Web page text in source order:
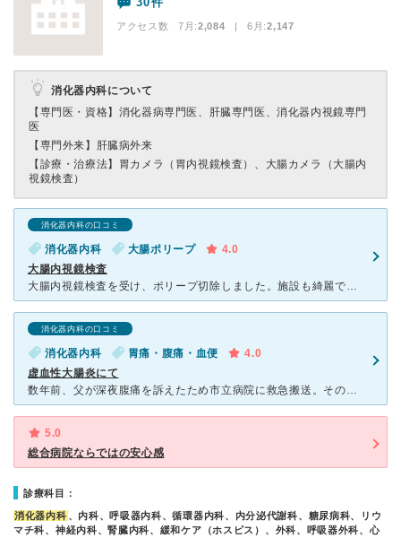
アクセス数 7月:2,084 | 6月:2,147
消化器内科について
【専門医・資格】 消化器病専門医、肝臓専門医、消化器内視鏡専門
医
【専門外来】 肝臓病外来
【診療・治療法】 胃カメラ（胃内視鏡検査）、大腸カメラ（大腸内
視鏡検査）
消化器内科の口コミ
消化器内科 大腸ポリープ
4.0
大腸内視鏡検査
大腸内視鏡検査を受け、ポリープ切除しました。施設も綺麗です。以前から消化器内科ではお世話になっているので、安心して検査を受ける事ができました。看護師の方も親切です。内視鏡検査は一度内診をしてから別日に
消化器内科の口コミ
消化器内科 胃痛・腹痛・血便
4.0
虚血性大腸炎にて
数年前、父が深夜腹痛を訴えたため市立病院に救急搬送。その時は血便も無く時期的に感染性胃腸炎と診断され帰宅。 翌朝、鮮血便が出たため自家用車でここにきました。 窓口で鮮血便が出て自立歩行困難なので救
5.0
総合病院ならではの安心感
診療科目：
消化器内科 、内科、呼吸器内科、循環器内科、内分泌代謝科、糖尿病科、リウ
マチ科、神経内科、腎臓内科、緩和ケア（ホスピス）、外科、呼吸器外科、心